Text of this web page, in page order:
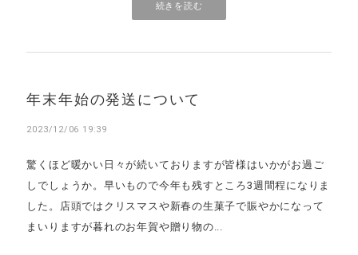
続きを読む
年末年始の発送について
2023/12/06 19:39
驚くほど暖かい日々が続いておりますが皆様はいかがお過ご
しでしょうか。早いもので今年も残すところ3週間程になりま
した。店頭ではクリスマスや新春の生菓子で賑やかになって
まいりますが暮れのお年賀や贈り物の...